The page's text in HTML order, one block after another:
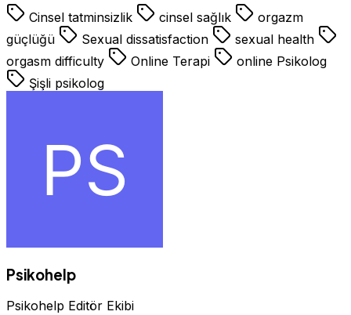
Cinsel tatminsizlik cinsel sağlık
orgazm
güçlüğü
Sexual dissatisfaction
sexual health
orgasm difficulty
Online Terapi
online Psikolog
Şişli psikolog
Psikohelp
Psikohelp Editör Ekibi